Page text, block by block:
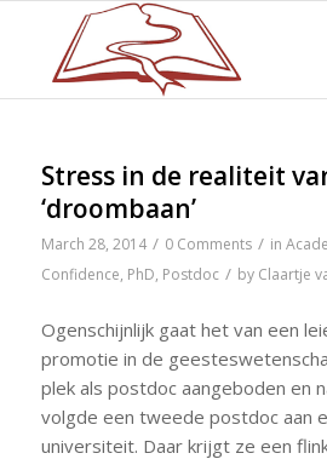
Stress in de realiteit
‘droombaan’
March 28, 2014 / 0 Comments / in
Confidence, PhD, Postdoc / by Claartje
Ogenschijnlijk gaat het van een
promotie in de
plek als postdoc aangeboden en
volgde een tweede postdoc aan
universiteit. Daar krijgt ze een